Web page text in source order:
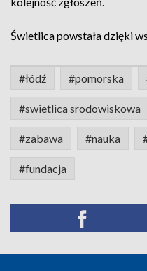
Świetlica powstała dzięki
#łódź #pomorska
#swietlica srodowiskowa
#zabawa #nauka
#fundacja